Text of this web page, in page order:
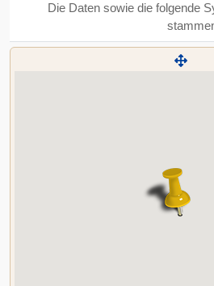
Die Daten sowie die folgende